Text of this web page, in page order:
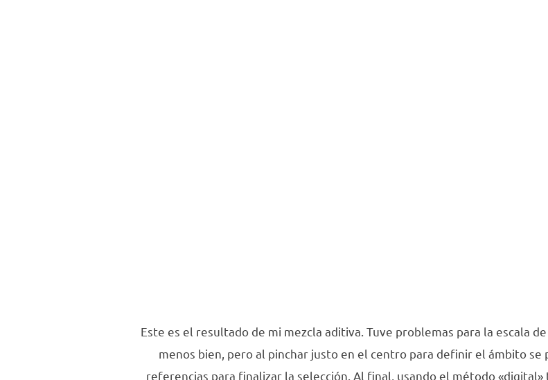
Este es el resultado de mi mezcla aditiva. Tuve problemas para la escala
menos bien, pero al pinchar justo en el centro para definir el ámbito se
referencias para finalizar la selección. Al final, usando el método